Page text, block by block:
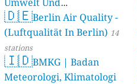
Verbraucherschutz) - LfU
46 stations
🇩🇪Berlin Air Quality -
(Luftqualität In Berlin) 14
stations
🇮🇩BMKG | Badan
Meteorologi, Klimatologi